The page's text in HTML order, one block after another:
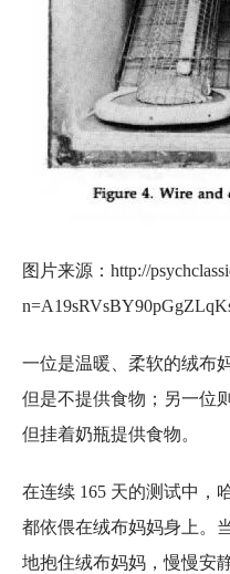
图片来源：http://
一位是温暖、柔软的绒布
但是不提供食物；另一位
但挂着奶瓶提供食物。
在连续 165 天的测试中，
都依偎在绒布妈妈身上。
地抱住绒布妈妈，慢慢安